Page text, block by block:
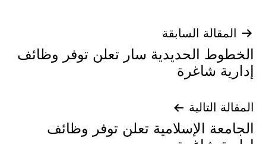
تصفّح
المقالات
المقالة السابقة
الخطوط الحديدية سار تعلن توفر وظائف
إدارية شاغرة
المقالة التالية
الجامعة الإسلامية تعلن توفر وظائف